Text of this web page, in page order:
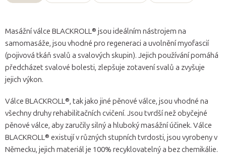
Masážní válce BLACKROLL® jsou ideálním nástrojem na
samomasáže, jsou vhodné pro regeneraci a uvolnění myofascií
(pojivová tkáň svalů a svalových skupin). Jejich používání pomáhá
předcházet svalové bolesti, zlepšuje zotavení svalů a zvyšuje
jejich výkon.
Válce BLACKROLL®, tak jako jiné pěnové válce, jsou vhodné na
všechny druhy rehabilitačních cvičení. Jsou tvrdší než obyčejné
pěnové válce, aby zaručily silný a hluboký masážní účinek. Válce
BLACKROLL® existují v různých stupních tvrdosti, jsou vyrobeny v
Německu, jejich materiál je 100% recyklovatelný a bez chemikálie.